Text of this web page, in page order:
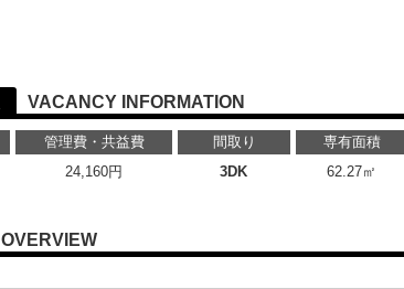
VACANCY INFORMATION
管理費・共益費 間取り 専有面積
24,160円 3DK 62.27㎡
OVERVIEW